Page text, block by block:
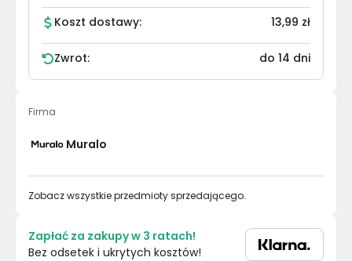
Koszt dostawy: 13,99 zł
Zwrot: do 14 dni
Firma
Muralo
Zobacz wszystkie przedmioty sprzedającego.
Zapłać za zakupy w 3 ratach!
Bez odsetek i ukrytych kosztów!